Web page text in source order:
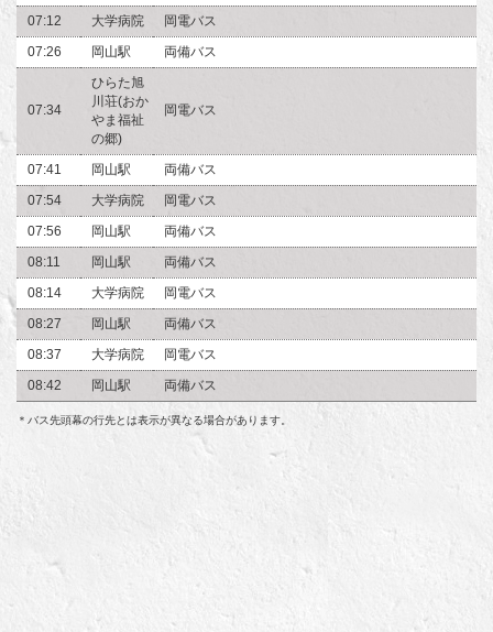
07:12
大学病院
岡電バス
07:26
岡山駅 両備バス
07:34
ひらた旭
川荘(おか
やま福祉
の郷)
岡電バス
07:41 岡山駅
両備バス
07:54
大学病院
岡電バス
07:56
岡山駅
両備バス
08:11
岡山駅
両備バス
08:14
大学病院
岡電バス
08:27
岡山駅
両備バス
08:37
大学病院
岡電バス
08:42
岡山駅 両備バス
＊バス先頭幕の行先とは表示が異なる場合があります。